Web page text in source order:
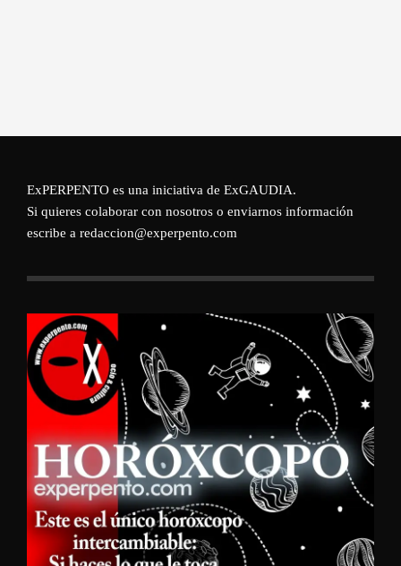
ExPERPENTO es una iniciativa de ExGAUDIA.
Si quieres colaborar con nosotros o enviarnos información
escribe a redaccion@experpento.com